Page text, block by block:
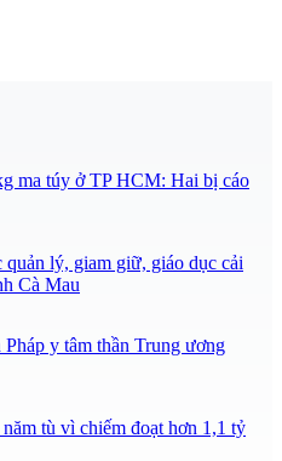
ma túy ở TP HCM: Hai bị cáo
lý, giam giữ, giáo dục cải
Cà Mau
y tâm thần Trung ương
tù vì chiếm đoạt hơn 1,1 tỷ